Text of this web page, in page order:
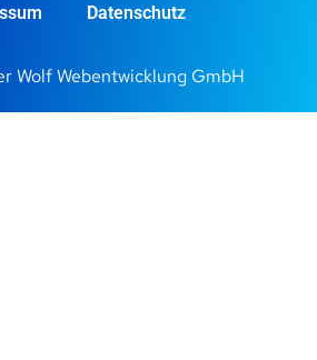
Datenschutz
Wolf Webentwicklung GmbH